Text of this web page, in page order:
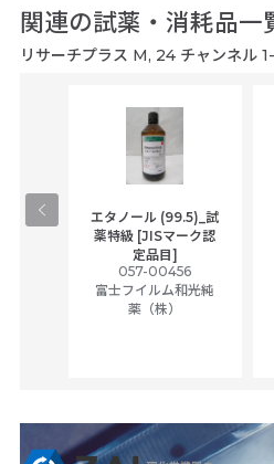
関連の試薬・消耗品一
リサーチプラス M, 24 チャンネル
エタノール (99.5)_試
薬特級 [JISマーク認
定品目]
057-00456
富士フイルム和光純
薬（株）